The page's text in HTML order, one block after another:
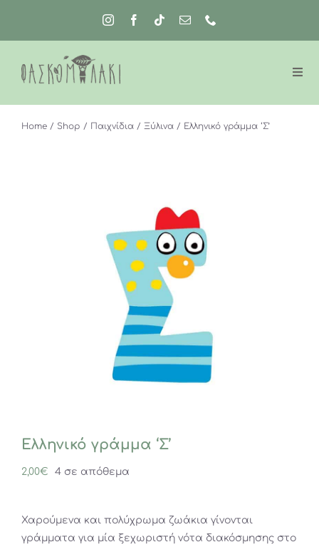
περιεχόμενο
Home Shop Παιχνίδια Ξύλινα Ελληνικό γράμμα ‘Σ’
Ελληνικό γράμμα ‘Σ’
2,00€ 4 σε απόθεμα
Χαρούμενα και πολύχρωμα ζωάκια γίνονται
γράμματα για μία ξεχωριστή νότα διακόσμησης στο